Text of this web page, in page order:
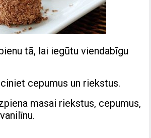
tā, lai iegūtu viendabīgu
cepumus un riekstus.
masai riekstus, cepumus,